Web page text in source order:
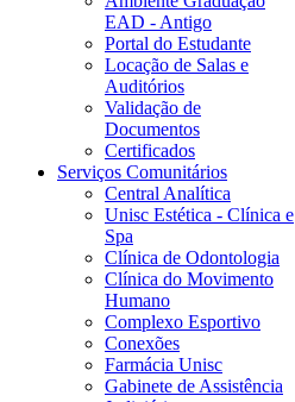
EAD - Antigo
Portal do Estudante
Locação de Salas e
Auditórios
Validação de
Documentos
Certificados
Serviços Comunitários
Central Analítica
Unisc Estética - Clínica e
Spa
Clínica de Odontologia
Clínica do Movimento
Humano
Complexo Esportivo
Conexões
Farmácia Unisc
Gabinete de Assistência